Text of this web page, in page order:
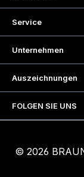
Service
Unternehmen
Auszeichnungen
FOLGEN SIE UNS
© 2026